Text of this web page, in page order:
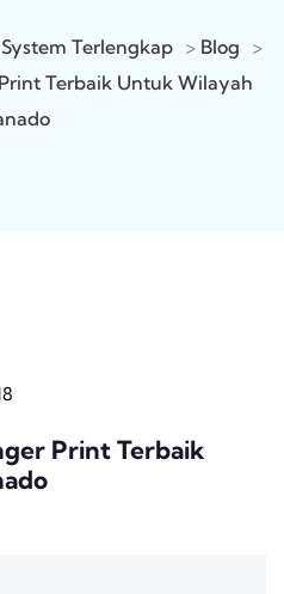
Terlengkap > Blog >
Terbaik Untuk Wilayah
Print Terbaik